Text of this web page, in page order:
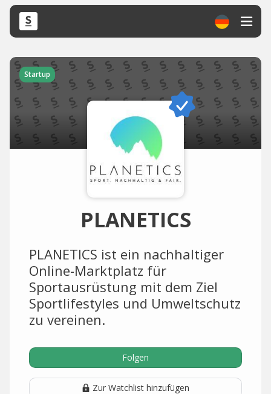
Startup
PLANETICS
PLANETICS ist ein nachhaltiger
Online-Marktplatz für
Sportausrüstung mit dem Ziel
Sportlifestyles und Umweltschutz
zu vereinen.
Folgen
Zur Watchlist hinzufügen